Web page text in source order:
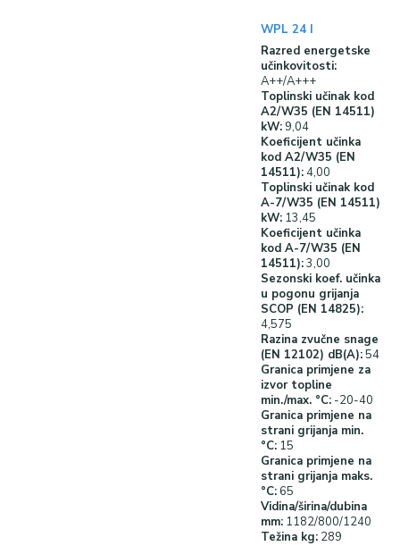
WPL 24 I
Razred energetske
učinkovitosti:
A++/A+++
Toplinski učinak kod
A2/W35 (EN 14511)
kW: 9,04
Koeficijent učinka
kod A2/W35 (EN
14511):4,00
Toplinski učinak kod
A-7/W35 (EN 14511)
kW: 13,45
Koeficijent učinka
kod A-7/W35 (EN
14511):3,00
Sezonski koef. učinka
u pogonu grijanja
SCOP (EN 14825):
4,575
Razina zvučne snage
(EN 12102) dB(A):54
Granica primjene za
izvor topline
min./max. °C: -20-40
Granica primjene na
strani grijanja min.
°C: 15
Granica primjene na
strani grijanja maks.
°C:65
Vidina/širina/dubina
mm: 1182/800/1240
Težina kg: 289